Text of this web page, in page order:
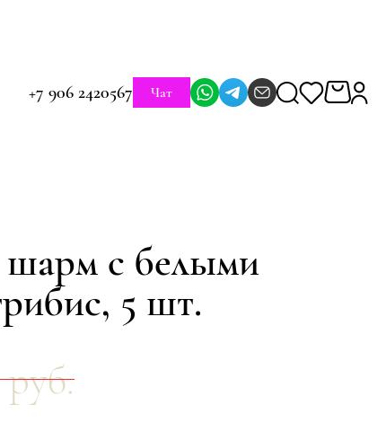
+7 906 2420567 Чат
шарм с белыми
5 шт.
руб.